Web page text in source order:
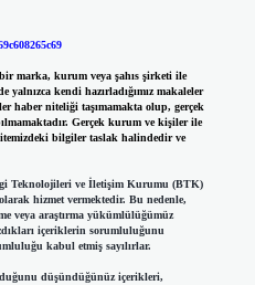
marka, kurum veya şahıs şirketi ile
kendi hazırladığımız makaleler
haber niteliği taşımamakta olup, gerçek
Gerçek kurum ve kişiler ile
bilgiler taslak halindedir ve
Teknolojileri ve İletişim Kurumu (BTK)
hizmet vermektedir. Bu nedenle,
veya araştırma yükümlülüğümüz
içeriklerin sorumluluğunu
kabul etmiş sayılırlar.
düşündüğünüz içerikleri,